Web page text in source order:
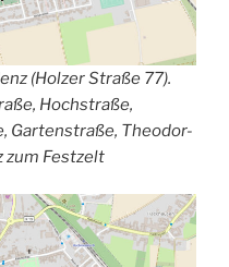
(Holzer Straße 77).
Hochstraße,
Gartenstraße, Theodor-
zum Festzelt